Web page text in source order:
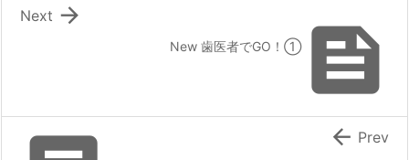

New 歯医者でGO！①

Next
 Prev